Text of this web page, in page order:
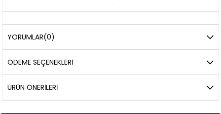
YORUMLAR(0)
ÖDEME SEÇENEKLERI
ÜRÜN ÖNERILERI